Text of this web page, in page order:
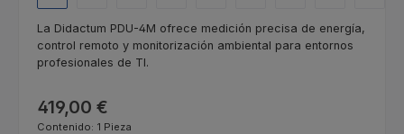
La Didactum PDU-4M ofrece medición precisa de energía,
control remoto y monitorización ambiental para entornos
profesionales de TI.
Precio normal:
419,00 €
Contenido: 1 Pieza